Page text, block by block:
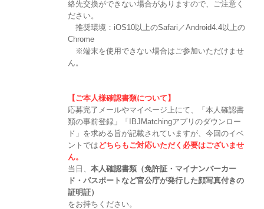
絡先交換ができない場合がありますので、ご注意く
ださい。
推奨環境：iOS10以上のSafari／Android4.4以上の
Chrome
※端末を使用できない場合はご参加いただけませ
ん。
【ご本人様確認書類について】
応募完了メールやマイページ上にて、「本人確認書
類の事前登録」「IBJMatchingアプリのダウンロー
ド」を求める旨が記載されていますが、今回のイベ
ントでは どちらもご対応いただく必要はございませ
ん。
当日、 本人確認書類（免許証・マイナンバーカー
ド・パスポートなど官公庁が発行した顔写真付きの
証明証）
をお持ちください。